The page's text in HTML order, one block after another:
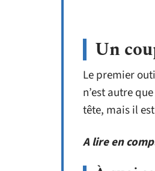
Un
Le premier
n’est autre
tête, mais il
A lire en